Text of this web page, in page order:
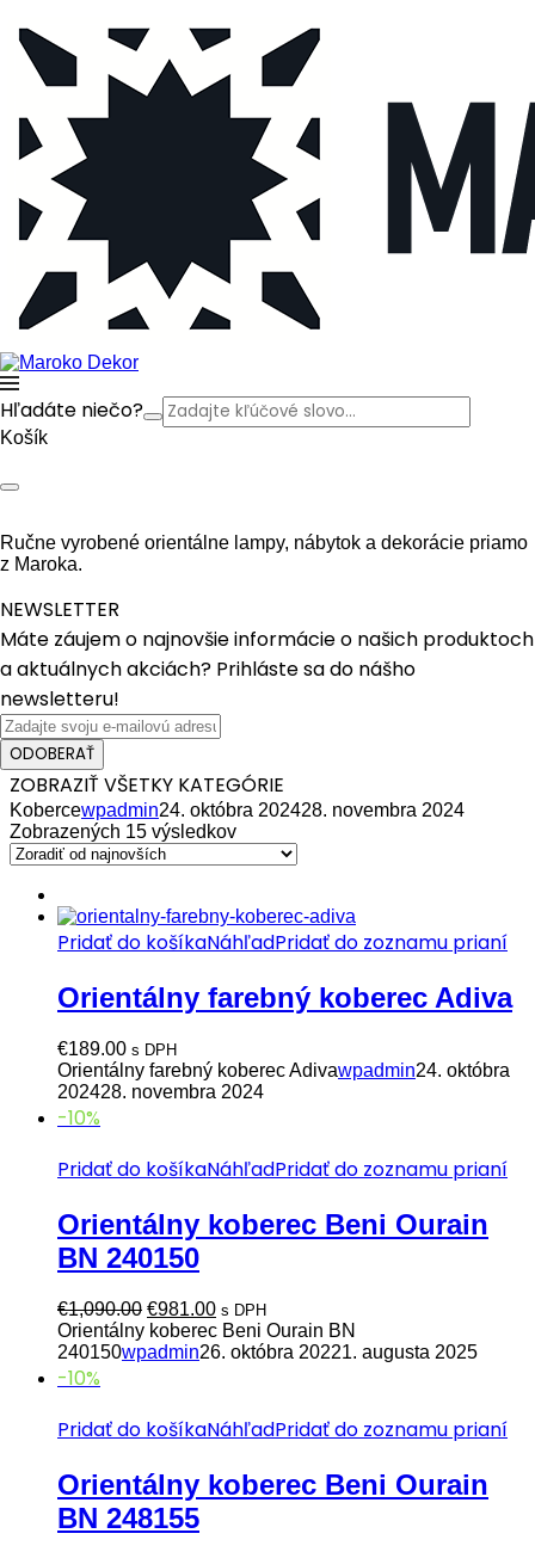
Hľadáte niečo?
Košík
Ručne vyrobené orientálne lampy, nábytok a dekorácie priamo
z Maroka.
NEWSLETTER
Máte záujem o najnovšie informácie o našich produktoch
a aktuálnych akciách? Prihláste sa do nášho
newsletteru!
ODOBERAŤ
ZOBRAZIŤ VŠETKY KATEGÓRIE
Kobercewpadmin24. októbra 202428. novembra 2024
Zobrazených 15 výsledkov
Pridať do košíkaNáhľadPridať do zoznamu prianí
Orientálny farebný koberec Adiva
€189.00 s DPH
Orientálny farebný koberec Adivawpadmin24. októbra
202428. novembra 2024
-10%
Pridať do košíkaNáhľadPridať do zoznamu prianí
Orientálny koberec Beni Ourain
BN 240150
€1,090.00 Pôvodná
cena
bola:
€981.00Aktuálna
cena
je:
s DPH
Orientálny koberec Beni Ourain BN
240150wpadmin26. októbra 20221. augusta 2025
-10%
Pridať do košíkaNáhľadPridať do zoznamu prianí
Orientálny koberec Beni Ourain
BN 248155